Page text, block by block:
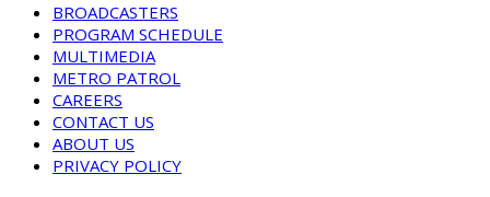
BROADCASTERS
PROGRAM SCHEDULE
MULTIMEDIA
METRO PATROL
CAREERS
CONTACT US
ABOUT US
PRIVACY POLICY